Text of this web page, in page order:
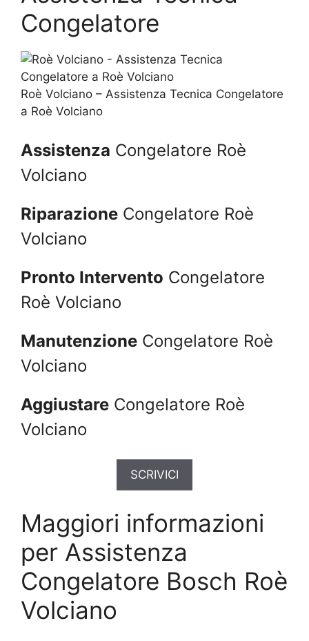
Congelatore
Roè Volciano – Assistenza Tecnica Congelatore
a Roè Volciano
Assistenza Congelatore Roè
Volciano
Riparazione Congelatore Roè
Volciano
Pronto Intervento Congelatore
Roè Volciano
Manutenzione Congelatore Roè
Volciano
Aggiustare Congelatore Roè
Volciano
SCRIVICI
Maggiori informazioni
per Assistenza
Congelatore Bosch Roè
Volciano